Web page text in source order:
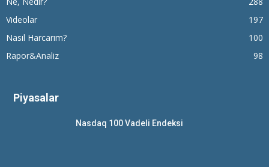
Videolar
197
Nasıl Harcarım?
100
Rapor&Analiz
98
Piyasalar
Nasdaq 100 Vadeli Endeksi